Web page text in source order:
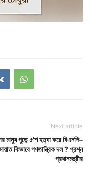
Next article
মানুষ পুড়ে ৫’শ হত্যা করে বিএনপি–
কিভাবে গণতান্ত্রিক দল ? প্রশ্ন
প্রধানমন্ত্রীর